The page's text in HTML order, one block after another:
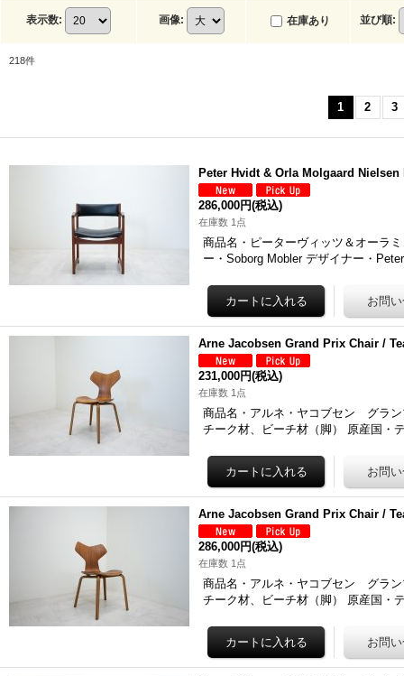
表示数: 画像: 在庫あり 並び順:
218件
1 2 3
Peter Hvidt & Orla Molgaard
286,000円(税込)
在庫数 1点
商品名・ピーターヴィッツ＆オーラ
ー・Soborg Mobler デザイナー・
Arne Jacobsen Grand Prix Chair /
231,000円(税込)
在庫数 1点
商品名・アルネ・ヤコブセン グラ
チーク材、ビーチ材（脚） 原産国・
Arne Jacobsen Grand Prix Chair /
286,000円(税込)
在庫数 1点
商品名・アルネ・ヤコブセン グラ
チーク材、ビーチ材（脚） 原産国・